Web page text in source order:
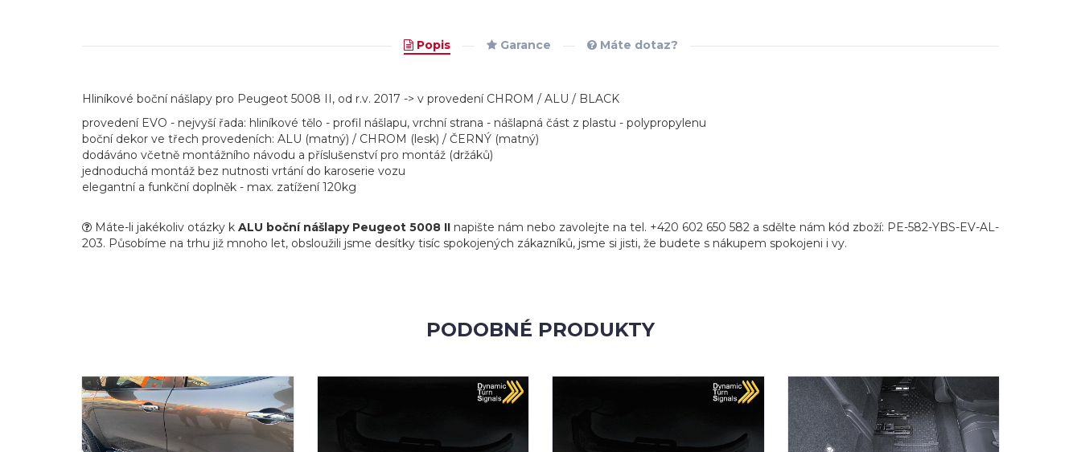
Popis Garance Máte dotaz?
Hliníkové boční nášlapy pro Peugeot 5008 II, od r.v. 2017 -> v provedení CHROM / ALU / BLACK
provedení EVO - nejvyší řada: hliníkové tělo - profil nášlapu, vrchní strana - nášlapná část z plastu - polypropylenu
boční dekor ve třech provedeních: ALU (matný) / CHROM (lesk) / ČERNÝ (matný)
dodáváno včetně montážního návodu a příslušenství pro montáž (držáků)
jednoduchá montáž bez nutnosti vrtání do karoserie vozu
elegantní a funkční doplněk - max. zatížení 120kg
Máte-li jakékoliv otázky k ALU boční nášlapy Peugeot 5008 II napište nám nebo zavolejte na tel. +420 602 650 582 a sdělte nám kód zboží: PE-582-YBS-EV-AL-
203. Působíme na trhu již mnoho let, obsloužili jsme desítky tisíc spokojených zákazníků, jsme si jisti, že budete s nákupem spokojeni i vy.
PODOBNÉ PRODUKTY